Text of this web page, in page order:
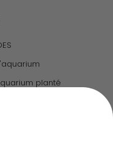
planté